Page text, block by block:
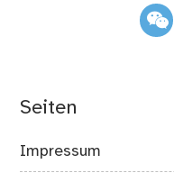
Seiten
Impressum